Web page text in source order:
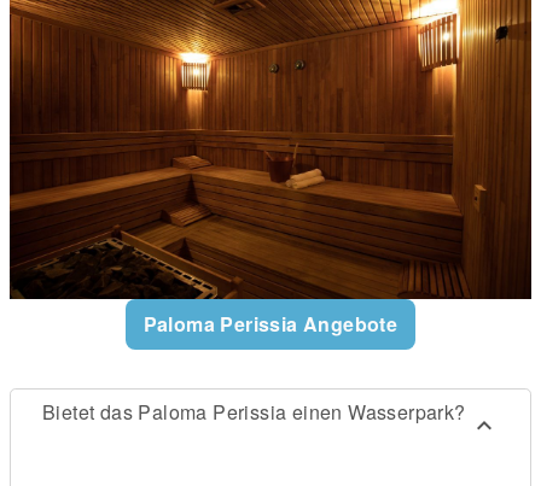
Paloma Perissia Angebote
Bietet das Paloma Perissia einen Wasserpark?